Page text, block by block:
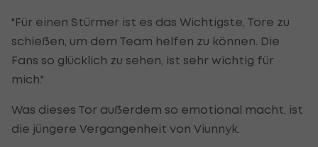
"Für einen Stürmer ist es das Wichtigste, Tore zu
schießen, um dem Team helfen zu können. Die
Fans so glücklich zu sehen, ist sehr wichtig für
mich."
Was dieses Tor außerdem so emotional macht, ist
die jüngere Vergangenheit von Viunnyk.